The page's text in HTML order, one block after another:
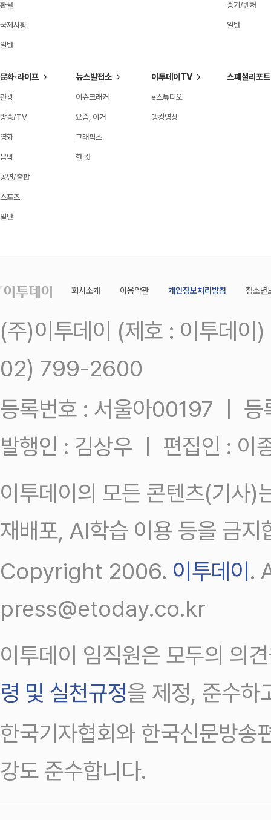
환율
국제시황
일반
중기/벤처
일반
문화·라이프
관광
방송/TV
영화
음악
공연/출판
스포츠
일반
뉴스발전소
이슈크래커
요즘, 이거
그래픽스
한 컷
이투데이TV
e스튜디오
랭킹영상
스페셜리포트
회사소개 이용약관 개인정보처리방침 청소년
(주)이투데이 (제호 : 이투데
02) 799-2600
등록번호 : 서울아00197 ㅣ
발행인 : 김상우 ㅣ 편집인 : 이
이투데이의 모든 콘텐츠(기사)
재배포, AI학습 이용 등을 금지
Copyright 2006. 이투데이.
press@etoday.co.kr
이투데이 임직원은 모두의 의
령 및 실천규정을 제정, 준수하
한국기자협회와 한국신문방송
강도 준수합니다.